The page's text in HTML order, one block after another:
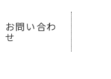
お問い合わ
せ